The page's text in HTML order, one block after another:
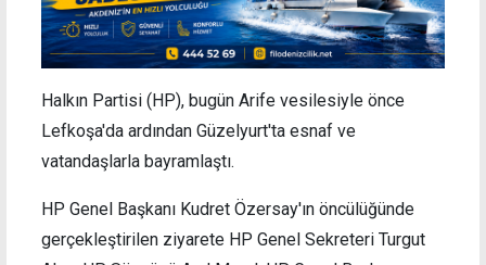
Halkın Partisi (HP), bugün Arife vesilesiyle önce
Lefkoşa'da ardından Güzelyurt'ta esnaf ve
vatandaşlarla bayramlaştı.
HP Genel Başkanı Kudret Özersay'ın öncülüğünde
gerçekleştirilen ziyarete HP Genel Sekreteri Turgut